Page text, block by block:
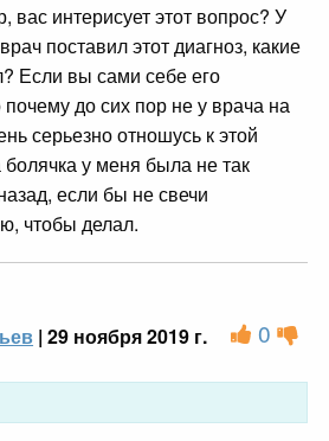
вас интерисует этот вопрос? У
поставил этот диагноз, какие
Если вы сами себе его
почему до сих пор не у врача на
серьезно отношусь к этой
болячка у меня была не так
если бы не свечи
чтобы делал.
| 29 ноября 2019 г. 0